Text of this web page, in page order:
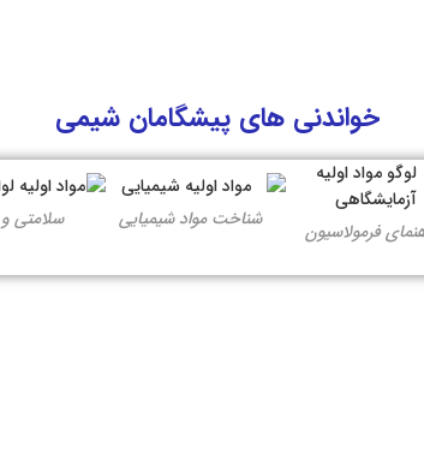
خواندنی های پیشگامان شیمی
فرمولاسیون شناخت مواد شیمیایی سلامتی و